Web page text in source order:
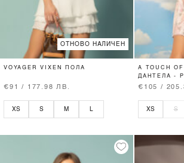
ОТНОВО НАЛИЧЕН
VOYAGER VIXEN ПОЛА
€91 / 177.98 ЛВ.
XS S M
A TOUCH
ДАНТЕЛА -
€105 /
XS S